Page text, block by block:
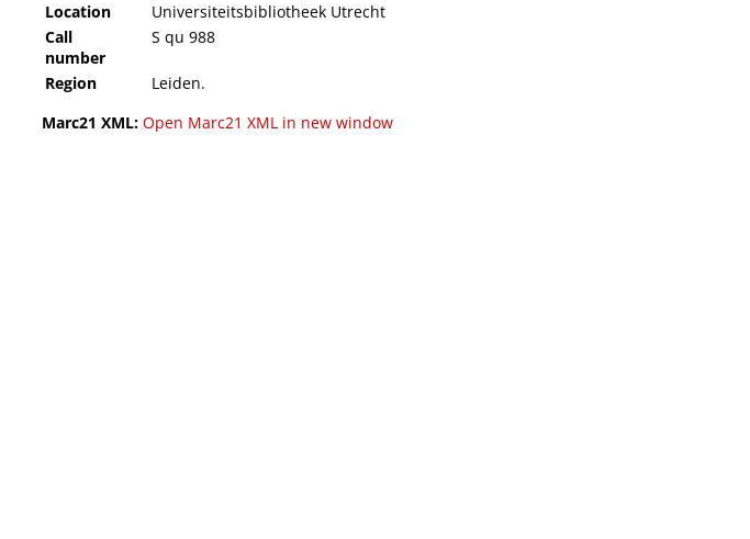
Location Universiteitsbibliotheek Utrecht
Call
number
S qu 988
Region Leiden.
Marc21 XML: Open Marc21 XML in new window